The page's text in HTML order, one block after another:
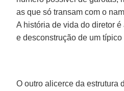
as que só transam com o
A história de vida do diretor
e desconstrução de um
O outro alicerce da estrutura